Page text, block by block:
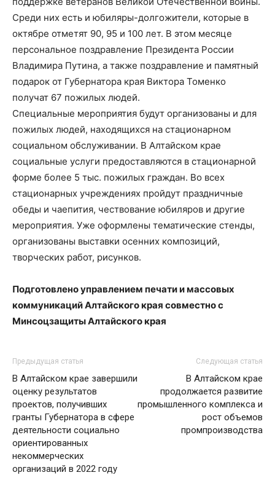
Среди них есть и юбиляры-долгожители, которые в
октябре отметят 90, 95 и 100 лет. В этом месяце
персональное поздравление Президента России
Владимира Путина, а также поздравление и памятный
подарок от Губернатора края Виктора Томенко
получат 67 пожилых людей.
Специальные мероприятия будут организованы и для
пожилых людей, находящихся на стационарном
социальном обслуживании. В Алтайском крае
социальные услуги предоставляются в стационарной
форме более 5 тыс. пожилых граждан. Во всех
стационарных учреждениях пройдут праздничные
обеды и чаепития, чествование юбиляров и другие
мероприятия. Уже оформлены тематические стенды,
организованы выставки осенних композиций,
творческих работ, рисунков.
Подготовлено управлением печати и массовых
коммуникаций Алтайского края совместно с
Минсоцзащиты Алтайского края
Предыдущая статья
В Алтайском крае завершили
оценку результатов
проектов, получивших
гранты Губернатора в сфере
деятельности социально
ориентированных
некоммерческих
организаций в 2022 году
Следующая статья
В Алтайском крае
продолжается развитие
промышленного комплекса и
рост объемов
промпроизводства